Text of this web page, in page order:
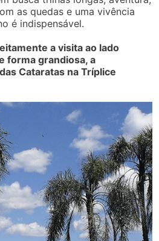
as quedas e uma vivência
é indispensável.
a visita ao lado
forma grandiosa, a
Cataratas na Tríplice